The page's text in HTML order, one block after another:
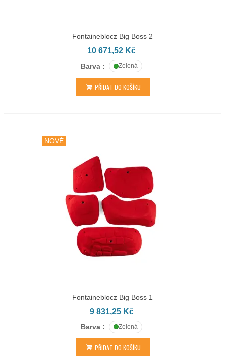
Fontaineblocz Big Boss 2
10 671,52 Kč
Barva : Zelená
PŘIDAT DO KOŠÍKU
NOVÉ
Fontaineblocz Big Boss 1
9 831,25 Kč
Barva : Zelená
PŘIDAT DO KOŠÍKU